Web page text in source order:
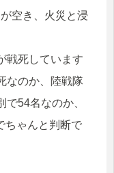
空き、火災と浸
戦死しています
なのか、陸戦隊
54名なのか、
ちゃんと判断で